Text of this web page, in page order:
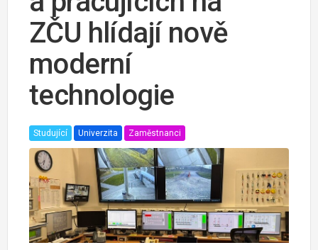
ZČU hlídají nově
moderní
technologie
Studující Univerzita Zaměstnanci